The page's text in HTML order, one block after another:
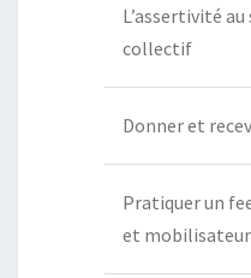
L’assertivité
collectif
Donner et
Pratiquer un
et mobilisateur